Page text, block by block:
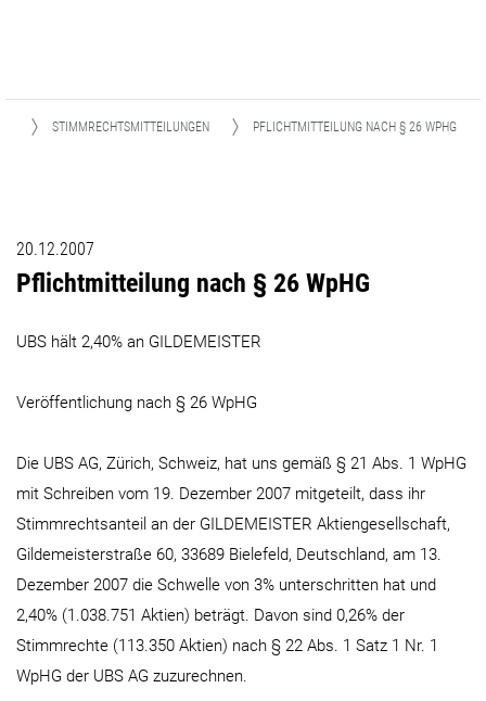
STIMMRECHTSMITTEILUNGEN PFLICHTMITTEILUNG NACH § 26 WPHG
20.12.2007
Pflichtmitteilung nach § 26 WpHG
UBS hält 2,40% an GILDEMEISTER
Veröffentlichung nach § 26 WpHG
Die UBS AG, Zürich, Schweiz, hat uns gemäß § 21 Abs. 1 WpHG
mit Schreiben vom 19. Dezember 2007 mitgeteilt, dass ihr
Stimmrechtsanteil an der GILDEMEISTER Aktiengesellschaft,
Gildemeisterstraße 60, 33689 Bielefeld, Deutschland, am 13.
Dezember 2007 die Schwelle von 3% unterschritten hat und
2,40% (1.038.751 Aktien) beträgt. Davon sind 0,26% der
Stimmrechte (113.350 Aktien) nach § 22 Abs. 1 Satz 1 Nr. 1
WpHG der UBS AG zuzurechnen.